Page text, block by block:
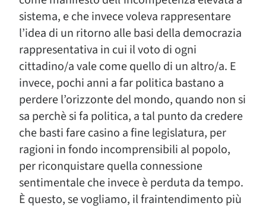
sistema, e che invece voleva rappresentare
l’idea di un ritorno alle basi della democrazia
rappresentativa in cui il voto di ogni
cittadino/a vale come quello di un altro/a. E
invece, pochi anni a far politica bastano a
perdere l’orizzonte del mondo, quando non si
sa perchè si fa politica, a tal punto da credere
che basti fare casino a fine legislatura, per
ragioni in fondo incomprensibili al popolo,
per riconquistare quella connessione
sentimentale che invece è perduta da tempo.
È questo, se vogliamo, il fraintendimento più